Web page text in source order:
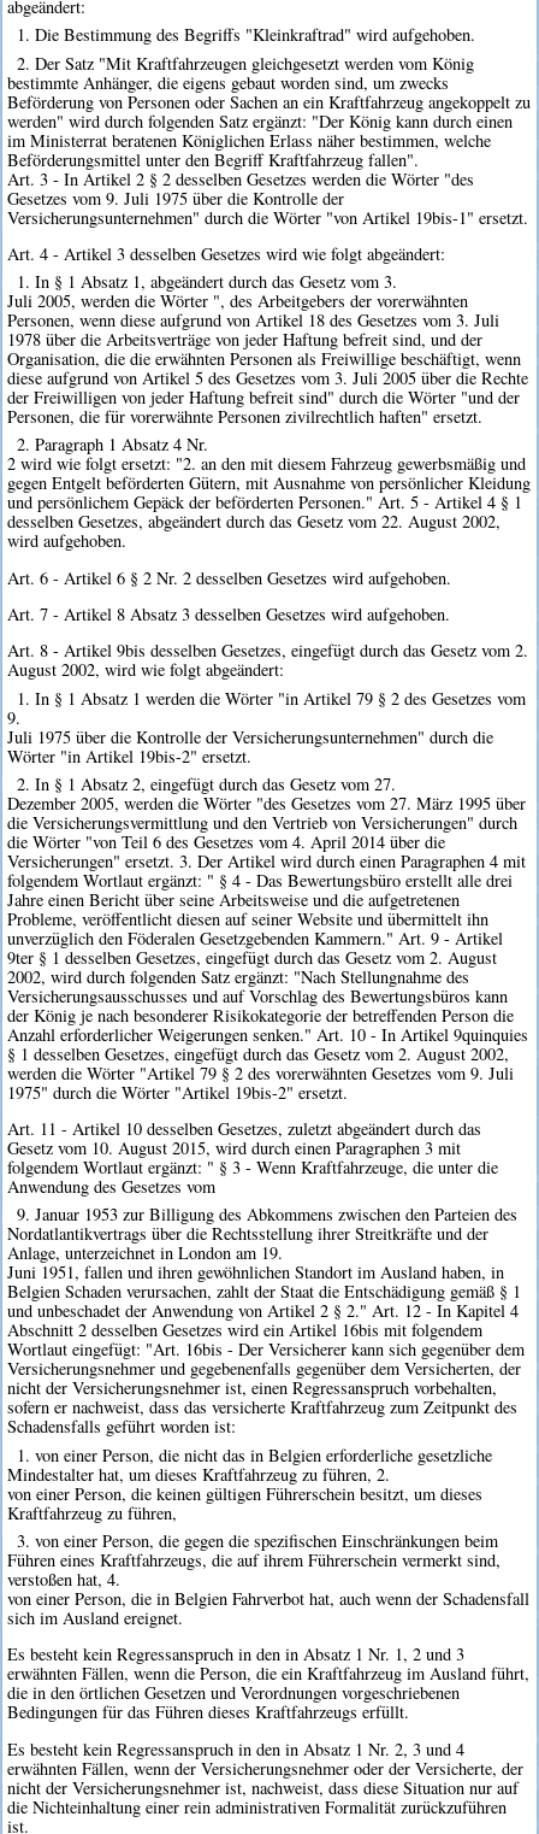
abgeändert:
1. Die Bestimmung des Begriffs "Kleinkraftrad" wird aufgehoben.
2. Der Satz "Mit Kraftfahrzeugen gleichgesetzt werden vom König
bestimmte Anhänger, die eigens gebaut worden sind, um zwecks
Beförderung von Personen oder Sachen an ein Kraftfahrzeug angekoppelt zu
werden" wird durch folgenden Satz ergänzt: "Der König kann durch einen
im Ministerrat beratenen Königlichen Erlass näher bestimmen, welche
Beförderungsmittel unter den Begriff Kraftfahrzeug fallen".
Art. 3 - In Artikel 2 § 2 desselben Gesetzes werden die Wörter "des
Gesetzes vom 9. Juli 1975 über die Kontrolle der
Versicherungsunternehmen" durch die Wörter "von Artikel 19bis-1" ersetzt.
Art. 4 - Artikel 3 desselben Gesetzes wird wie folgt abgeändert:
1. In § 1 Absatz 1, abgeändert durch das Gesetz vom 3.
Juli 2005, werden die Wörter ", des Arbeitgebers der vorerwähnten
Personen, wenn diese aufgrund von Artikel 18 des Gesetzes vom 3. Juli
1978 über die Arbeitsverträge von jeder Haftung befreit sind, und der
Organisation, die die erwähnten Personen als Freiwillige beschäftigt, wenn
diese aufgrund von Artikel 5 des Gesetzes vom 3. Juli 2005 über die Rechte
der Freiwilligen von jeder Haftung befreit sind" durch die Wörter "und der
Personen, die für vorerwähnte Personen zivilrechtlich haften" ersetzt.
2. Paragraph 1 Absatz 4 Nr.
2 wird wie folgt ersetzt: "2. an den mit diesem Fahrzeug gewerbsmäßig und
gegen Entgelt beförderten Gütern, mit Ausnahme von persönlicher Kleidung
und persönlichem Gepäck der beförderten Personen." Art. 5 - Artikel 4 § 1
desselben Gesetzes, abgeändert durch das Gesetz vom 22. August 2002,
wird aufgehoben.
Art. 6 - Artikel 6 § 2 Nr. 2 desselben Gesetzes wird aufgehoben.
Art. 7 - Artikel 8 Absatz 3 desselben Gesetzes wird aufgehoben.
Art. 8 - Artikel 9bis desselben Gesetzes, eingefügt durch das Gesetz vom 2.
August 2002, wird wie folgt abgeändert:
1. In § 1 Absatz 1 werden die Wörter "in Artikel 79 § 2 des Gesetzes vom
9.
Juli 1975 über die Kontrolle der Versicherungsunternehmen" durch die
Wörter "in Artikel 19bis-2" ersetzt.
2. In § 1 Absatz 2, eingefügt durch das Gesetz vom 27.
Dezember 2005, werden die Wörter "des Gesetzes vom 27. März 1995 über
die Versicherungsvermittlung und den Vertrieb von Versicherungen" durch
die Wörter "von Teil 6 des Gesetzes vom 4. April 2014 über die
Versicherungen" ersetzt. 3. Der Artikel wird durch einen Paragraphen 4 mit
folgendem Wortlaut ergänzt: " § 4 - Das Bewertungsbüro erstellt alle drei
Jahre einen Bericht über seine Arbeitsweise und die aufgetretenen
Probleme, veröffentlicht diesen auf seiner Website und übermittelt ihn
unverzüglich den Föderalen Gesetzgebenden Kammern." Art. 9 - Artikel
9ter § 1 desselben Gesetzes, eingefügt durch das Gesetz vom 2. August
2002, wird durch folgenden Satz ergänzt: "Nach Stellungnahme des
Versicherungsausschusses und auf Vorschlag des Bewertungsbüros kann
der König je nach besonderer Risikokategorie der betreffenden Person die
Anzahl erforderlicher Weigerungen senken." Art. 10 - In Artikel 9quinquies
§ 1 desselben Gesetzes, eingefügt durch das Gesetz vom 2. August 2002,
werden die Wörter "Artikel 79 § 2 des vorerwähnten Gesetzes vom 9. Juli
1975" durch die Wörter "Artikel 19bis-2" ersetzt.
Art. 11 - Artikel 10 desselben Gesetzes, zuletzt abgeändert durch das
Gesetz vom 10. August 2015, wird durch einen Paragraphen 3 mit
folgendem Wortlaut ergänzt: " § 3 - Wenn Kraftfahrzeuge, die unter die
Anwendung des Gesetzes vom
9. Januar 1953 zur Billigung des Abkommens zwischen den Parteien des
Nordatlantikvertrags über die Rechtsstellung ihrer Streitkräfte und der
Anlage, unterzeichnet in London am 19.
Juni 1951, fallen und ihren gewöhnlichen Standort im Ausland haben, in
Belgien Schaden verursachen, zahlt der Staat die Entschädigung gemäß § 1
und unbeschadet der Anwendung von Artikel 2 § 2." Art. 12 - In Kapitel 4
Abschnitt 2 desselben Gesetzes wird ein Artikel 16bis mit folgendem
Wortlaut eingefügt: "Art. 16bis - Der Versicherer kann sich gegenüber dem
Versicherungsnehmer und gegebenenfalls gegenüber dem Versicherten, der
nicht der Versicherungsnehmer ist, einen Regressanspruch vorbehalten,
sofern er nachweist, dass das versicherte Kraftfahrzeug zum Zeitpunkt des
Schadensfalls geführt worden ist:
1. von einer Person, die nicht das in Belgien erforderliche gesetzliche
Mindestalter hat, um dieses Kraftfahrzeug zu führen, 2.
von einer Person, die keinen gültigen Führerschein besitzt, um dieses
Kraftfahrzeug zu führen,
3. von einer Person, die gegen die spezifischen Einschränkungen beim
Führen eines Kraftfahrzeugs, die auf ihrem Führerschein vermerkt sind,
verstoßen hat, 4.
von einer Person, die in Belgien Fahrverbot hat, auch wenn der Schadensfall
sich im Ausland ereignet.
Es besteht kein Regressanspruch in den in Absatz 1 Nr. 1, 2 und 3
erwähnten Fällen, wenn die Person, die ein Kraftfahrzeug im Ausland führt,
die in den örtlichen Gesetzen und Verordnungen vorgeschriebenen
Bedingungen für das Führen dieses Kraftfahrzeugs erfüllt.
Es besteht kein Regressanspruch in den in Absatz 1 Nr. 2, 3 und 4
erwähnten Fällen, wenn der Versicherungsnehmer oder der Versicherte, der
nicht der Versicherungsnehmer ist, nachweist, dass diese Situation nur auf
die Nichteinhaltung einer rein administrativen Formalität zurückzuführen
ist.